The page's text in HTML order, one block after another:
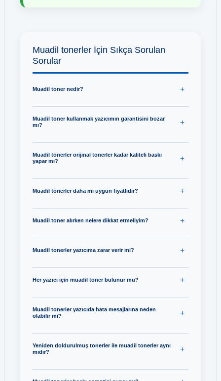
Muadil tonerler İçin Sıkça Sorulan
Sorular
Muadil toner nedir?
Muadil toner kullanmak yazıcımın garantisini bozar
mı?
Muadil tonerler orijinal tonerler kadar kaliteli baskı
yapar mı?
Muadil tonerler daha mı uygun fiyatlıdır?
Muadil toner alırken nelere dikkat etmeliyim?
Muadil tonerler yazıcıma zarar verir mi?
Her yazıcı için muadil toner bulunur mu?
Muadil tonerler yazıcıda hata mesajlarına neden
olabilir mi?
Yeniden doldurulmuş tonerler ile muadil tonerler aynı
mıdır?